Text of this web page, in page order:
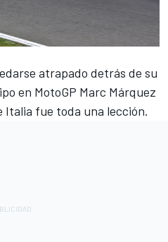
atrapado detrás de su
en MotoGP Marc Márquez
Italia fue toda una lección.